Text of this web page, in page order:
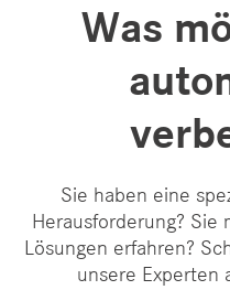
Was
Sie haben eine
Herausforderung?
Lösungen erfahren?
unsere Experten